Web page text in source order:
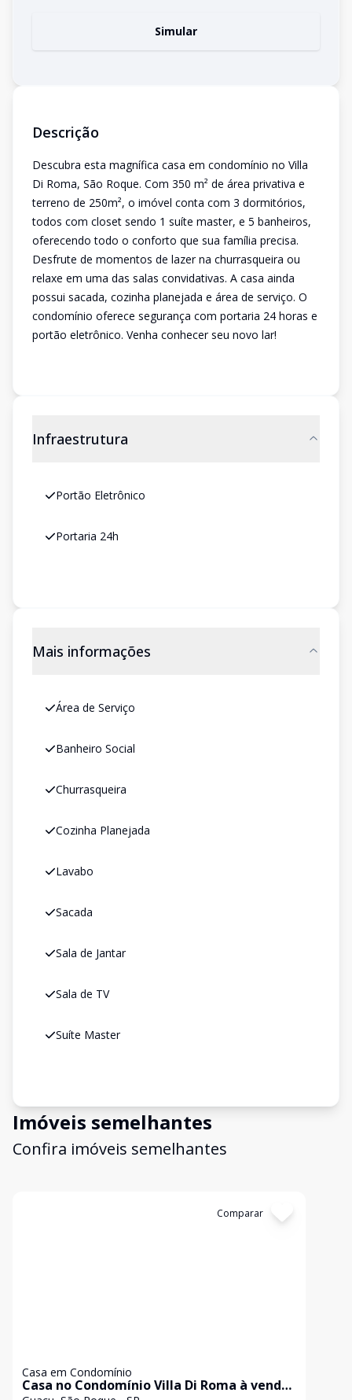
Simular
Descrição
Descubra esta magnífica casa em condomínio no Villa
Di Roma, São Roque. Com 350 m² de área privativa e
terreno de 250m², o imóvel conta com 3 dormitórios,
todos com closet sendo 1 suíte master, e 5 banheiros,
oferecendo todo o conforto que sua família precisa.
Desfrute de momentos de lazer na churrasqueira ou
relaxe em uma das salas convidativas. A casa ainda
possui sacada, cozinha planejada e área de serviço. O
condomínio oferece segurança com portaria 24 horas e
portão eletrônico. Venha conhecer seu novo lar!
Infraestrutura
Portão Eletrônico
Portaria 24h
Mais informações
Área de Serviço
Banheiro Social
Churrasqueira
Cozinha Planejada
Lavabo
Sacada
Sala de Jantar
Sala de TV
Suíte Master
Imóveis semelhantes
Confira imóveis semelhantes
Comparar
Casa em Condomínio
Casa no Condomínio Villa Di Roma à venda